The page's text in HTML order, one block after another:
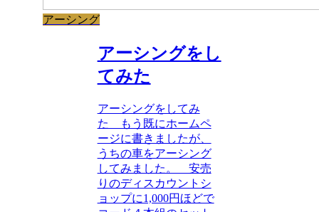
アーシング
アーシングをし
てみた
アーシングをしてみ
た もう既にホームペ
ージに書きましたが、
うちの車をアーシング
してみました。 安売
りのディスカウントシ
ョップに1,000円ほどで